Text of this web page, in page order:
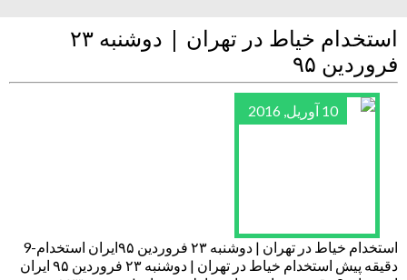
استخدام خیاط در تهران | دوشنبه ۲۳
فروردین ۹۵
10 آوریل, 2016
استخدام خیاط در تهران | دوشنبه ۲۳ فروردین ۹۵ایران استخدام-9
دقیقه پیش استخدام خیاط در تهران | دوشنبه ۲۳ فروردین ۹۵ ایران